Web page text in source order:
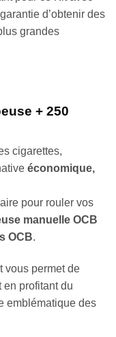
d’obtenir des
grandes
+ 250
cigarettes,
économique,
pour rouler vos
manuelle OCB
OCB.
vous permet de
en profitant du
emblématique des